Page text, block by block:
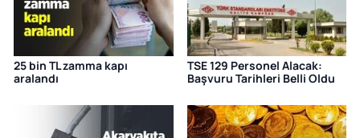
25 bin TL zamma kapı
aralandı
TSE 129 Personel Alacak:
Başvuru Tarihleri Belli Oldu